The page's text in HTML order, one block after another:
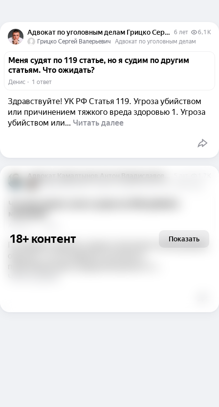
Адвокат по уголовным делам Грицко Сергей Валерьевич 6 лет
6,1 K
Грицко Сергей Валерьевич
Адвокат по уголовным делам
Меня судят по 119 статье, но я судим по другим
статьям. Что ожидать?
Денис · 1 ответ
Здравствуйте! УК РФ Статья 119. Угроза убийством
или причинением тяжкого вреда здоровью 1. Угроза
убийством или... Читать далее
По общему правилу, кража в магазине на 400 рублей,
18+ контент Показать